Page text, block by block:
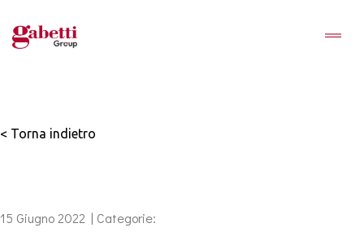
< Torna indietro
15 Giugno 2022 | Categorie: